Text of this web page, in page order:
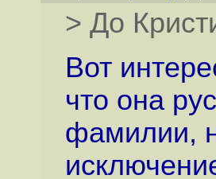
> До
Вот
что она
фамилии,